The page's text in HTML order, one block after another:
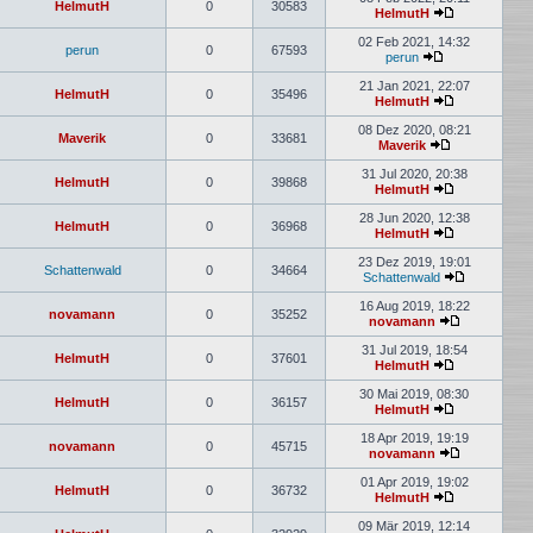
HelmutH 0 30583
HelmutH
perun 0 67593
02 Feb 2021, 14:32
perun
HelmutH 0 35496
21 Jan 2021, 22:07
HelmutH
Maverik 0 33681
08 Dez 2020, 08:21
Maverik
HelmutH 0 39868
31 Jul 2020, 20:38
HelmutH
HelmutH 0 36968
28 Jun 2020, 12:38
HelmutH
Schattenwald 0 34664
23 Dez 2019, 19:01
Schattenwald
novamann 0 35252
16 Aug 2019, 18:22
novamann
HelmutH 0 37601
31 Jul 2019, 18:54
HelmutH
HelmutH 0 36157
30 Mai 2019, 08:30
HelmutH
novamann 0 45715
18 Apr 2019, 19:19
novamann
HelmutH 0 36732
01 Apr 2019, 19:02
HelmutH
09 Mär 2019, 12:14